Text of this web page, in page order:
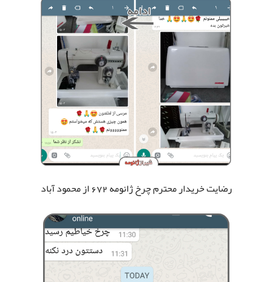
رضایت خریدار محترم چرخ ژانومه 672 از محمود آباد